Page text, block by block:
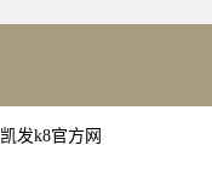
凯发k8官方网